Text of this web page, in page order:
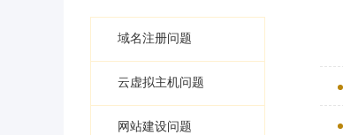
域名注册问题
云虚拟主机问题
网站建设问题